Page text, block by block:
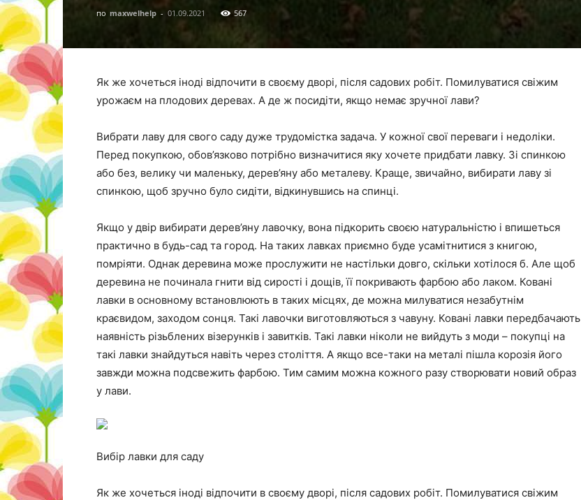
по maxwelhelp - 01.09.2021 567
Як же хочеться іноді відпочити в своєму дворі, після садових робіт. Помилуватися свіжим
урожаєм на плодових деревах. А де ж посидіти, якщо немає зручної лави?
Вибрати лаву для свого саду дуже трудомістка задача. У кожної свої переваги і недоліки.
Перед покупкою, обов’язково потрібно визначитися яку хочете придбати лавку. Зі спинкою
або без, велику чи маленьку, дерев’яну або металеву. Краще, звичайно, вибирати лаву зі
спинкою, щоб зручно було сидіти, відкинувшись на спинці.
Якщо у двір вибирати дерев’яну лавочку, вона підкорить своєю натуральністю і впишеться
практично в будь-сад та город. На таких лавках приємно буде усамітнитися з книгою,
помріяти. Однак деревина може прослужити не настільки довго, скільки хотілося б. Але щоб
деревина не починала гнити від сирості і дощів, її покривають фарбою або лаком. Ковані
лавки в основному встановлюють в таких місцях, де можна милуватися незабутнім
краєвидом, заходом сонця. Такі лавочки виготовляються з чавуну. Ковані лавки передбачають
наявність різьблених візерунків і завитків. Такі лавки ніколи не вийдуть з моди – покупці на
такі лавки знайдуться навіть через століття. А якщо все-таки на металі пішла корозія його
завжди можна подсвежить фарбою. Тим самим можна кожного разу створювати новий образ
у лави.
Вибір лавки для саду
Як же хочеться іноді відпочити в своєму дворі, після садових робіт. Помилуватися свіжим